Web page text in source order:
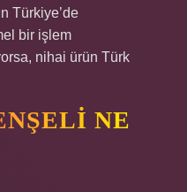
Türkiye’de
bir işlem
nihai ürün Türk
NE